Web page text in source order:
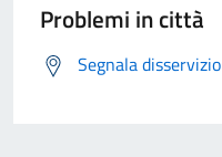
Problemi in città
Segnala disservizio